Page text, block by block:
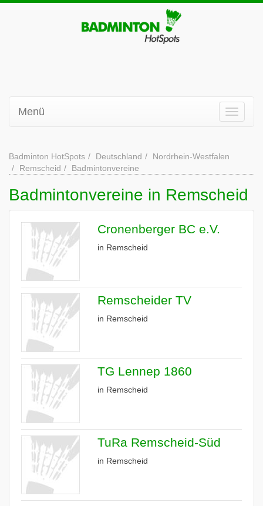
Menü
Badminton HotSpots Deutschland
Nordrhein-Westfalen
Remscheid
Badmintonvereine
Badmintonvereine in Remscheid
Cronenberger BC e.V.
in Remscheid
Remscheider TV
in Remscheid
TG Lennep 1860
in Remscheid
TuRa Remscheid-Süd
in Remscheid